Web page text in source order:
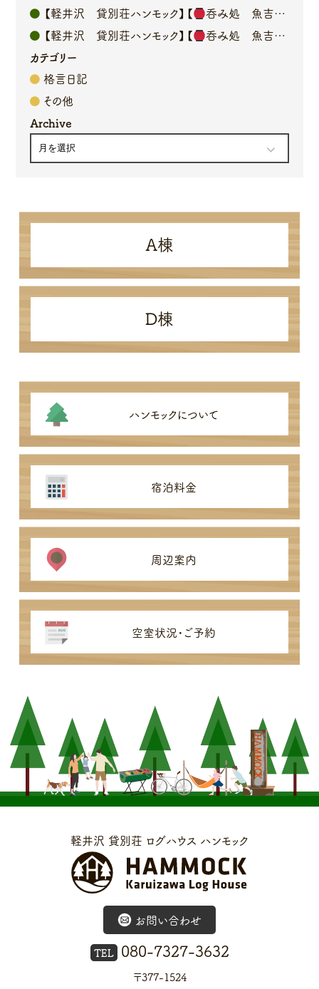
【軽井沢 貸別荘ハンモック】【
呑み処 魚吉】オーナーブログ
【軽井沢 貸別荘ハンモック】【
呑み処 魚吉】オーナーブログ
カテゴリー
格言日記
その他
Archive
A棟
D棟
ハンモックについて
宿泊料金
周辺案内
空室状況・ご予約
軽井沢 貸別荘 ログハウス ハンモック
お問い合わせ
TEL 080-7327-3632
〒377-1524